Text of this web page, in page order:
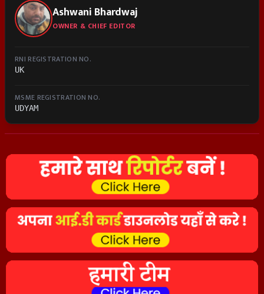
Ashwani Bhardwaj
OWNER & CHIEF EDITOR
RNI REGISTRATION NO.
UK
MSME REGISTRATION NO.
UDYAM